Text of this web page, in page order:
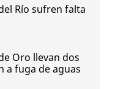
Río sufren falta
Oro llevan dos
a fuga de aguas